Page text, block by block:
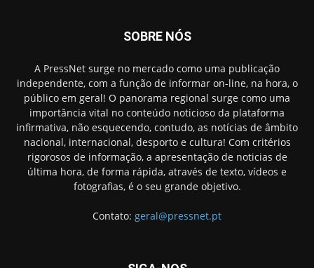
SOBRE NÓS
A PressNet surge no mercado como uma publicação
independente, com a função de informar on-line, na hora, o
público em geral! O panorama regional surge como uma
importância vital no conteúdo noticioso da plataforma
infirmativa, não esquecendo, contudo, as notícias de âmbito
nacional, internacional, desporto e cultura! Com critérios
rigorosos de informação, a apresentação de noticias de
última hora, de forma rápida, através de texto, vídeos e
fotografias, é o seu grande objetivo.
Contato: geral@pressnet.pt